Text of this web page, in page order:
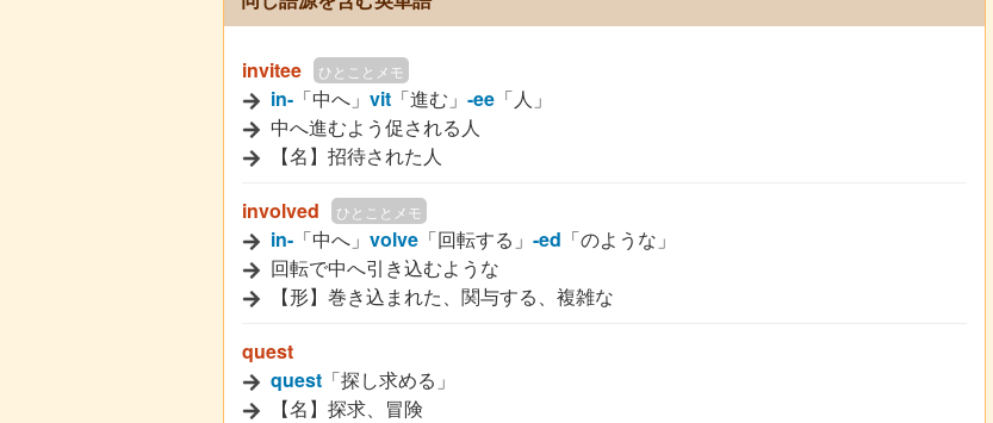
invitee ひとことメモ
in- 「中へ」 vit 「進む」 -ee 「人」
中へ進むよう促される人
【名】招待された人
involved
ひとことメモ
in- 「中へ」 volve 「回転する」 -ed 「のような」
回転で中へ引き込むような
【形】巻き込まれた、関与する、複雑な
quest
quest 「探し求める」
【名】探求、冒険